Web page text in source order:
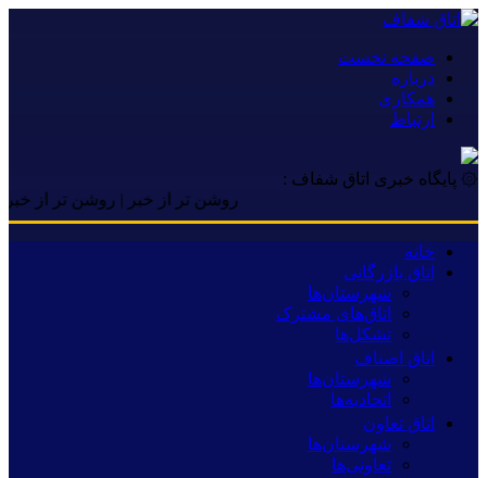
صفحه نخست
درباره
همکاری
ارتباط
۞ پایگاه خبری اتاق شفاف :
روشن تر از خبر | روشن تر از خبر |
خانه
اتاق بازرگانی
شهرستان‌ها
اتاق‌های مشترک
تشکل‌ها
اتاق اصناف
شهرستان‌ها
اتحادیه‌ها
اتاق تعاون
شهرستان‌ها
تعاونی‌ها